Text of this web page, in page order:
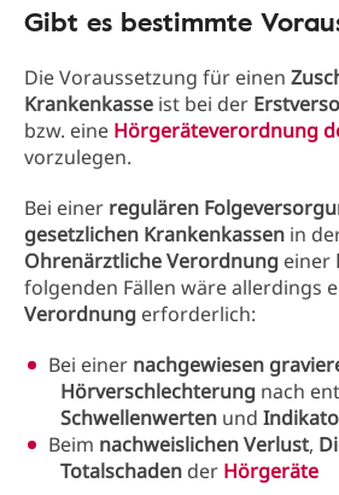
Gibt es bestimmte
Die Voraussetzung für einen
Krankenkasse ist bei der
bzw. eine Hörgeräteverordnung
vorzulegen.
Bei einer regulären
gesetzlichen Krankenkassen in
Ohrenärztliche Verordnung einer
folgenden Fällen wäre allerdings
Verordnung erforderlich:
Bei einer nachgewiesen
Hörverschlechterung nach
Schwellenwerten und
Beim nachweislichen Verlust,
Totalschaden der Hörgeräte